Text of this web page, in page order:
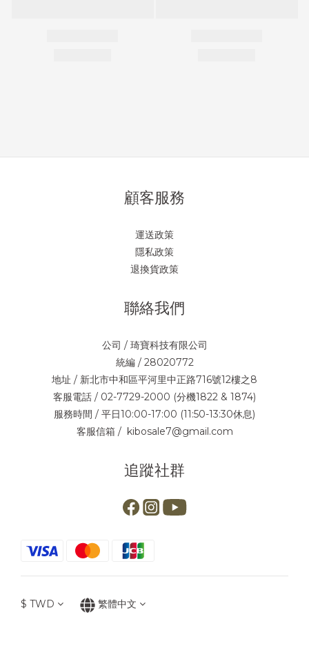
顧客服務
運送政策
隱私政策
退換貨政策
聯絡我們
公司 / 琦寶科技有限公司
統編 / 28020772
地址 / 新北市中和區平河里中正路716號12樓之8
客服電話 / 02-7729-2000 (分機1822 & 1874)
服務時間 / 平日10:00-17:00 (11:50-13:30休息)
客服信箱 / kibosale7@gmail.com
追蹤社群
$ TWD 繁體中文